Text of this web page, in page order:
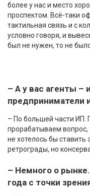
более у нас и место
проспектом. Всё-таки
тактильная связь и с
условно говоря, и
был не нужен, то не
– А у вас агенты –
предприниматели
– По большей части ИП.
прорабатываем вопрос,
не хотелось бы
ретрограды, но
– Немного о
года с точки